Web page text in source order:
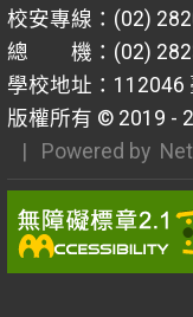
校安專線：(02)
總 機：(02)
學校地址：112046
版權所有 © 2019 -
| Powered by